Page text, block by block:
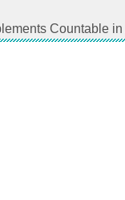
Countable in